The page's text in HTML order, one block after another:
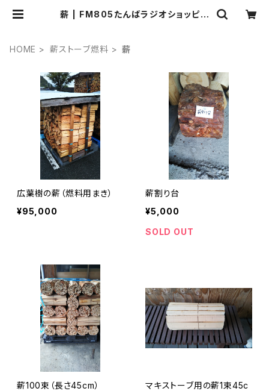
薪 | FM805たんばラジオショッピン
HOME 薪ストーブ燃料 薪
広葉樹の薪（燃料用まき）
¥95,000
薪割り台
¥5,000
SOLD OUT
薪100束（長さ45cm）
マキストーブ用の薪1束45c